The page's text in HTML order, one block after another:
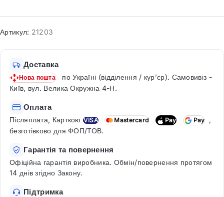
Артикул: 21203
Доставка
Нова пошта
по Україні (відділення / кур’єр). Самовивіз -
Київ, вул. Велика Окружна 4-Н.
Оплата
Післяплата, Карткою VISA Mastercard Pay Pay
,
безготівково для ФОП/ТОВ.
Гарантія та повернення
Офіційна гарантія виробника. Обмін/повернення протягом
14 днів згідно Закону.
Підтримка